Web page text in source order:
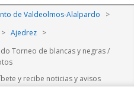
de Valdeolmos-Alalpardo
>
> Ajedrez >
Torneo de blancas y negras /
y recibe noticias y avisos